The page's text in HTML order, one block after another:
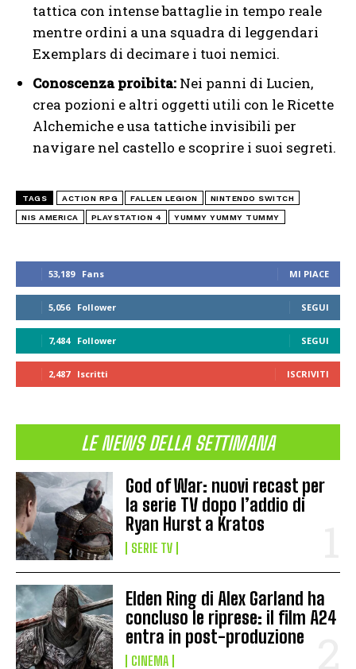
53,189 Fans MI PIACE
5,056 Follower SEGUI
7,484 Follower SEGUI
2,487 Iscritti ISCRIVITI
LE NEWS DELLA SETTIMANA
God of War: nuovi recast per
la serie TV dopo l’addio di
Ryan Hurst a Kratos
SERIE TV
Elden Ring di Alex Garland ha
concluso le riprese: il film A24
entra in post-produzione
CINEMA
tattica con intense battaglie in tempo reale
mentre ordini a una squadra di leggendari
Exemplars di decimare i tuoi nemici.
Conoscenza proibita: Nei panni di Lucien,
crea pozioni e altri oggetti utili con le Ricette
Alchemiche e usa tattiche invisibili per
navigare nel castello e scoprire i suoi segreti.
TAGS ACTION RPG FALLEN LEGION NINTENDO SWITCH
NIS AMERICA PLAYSTATION 4 YUMMY YUMMY TUMMY